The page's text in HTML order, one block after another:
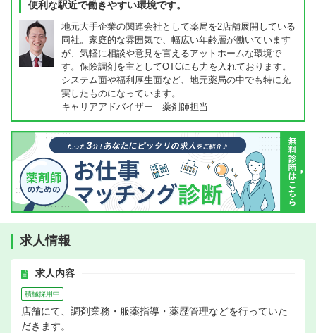
便利な駅近で働きやすい環境です。
地元大手企業の関連会社として薬局を2店舗展開している
同社。家庭的な雰囲気で、幅広い年齢層が働いています
が、気軽に相談や意見を言えるアットホームな環境で
す。保険調剤を主としてOTCにも力を入れております。
システム面や福利厚生面など、地元薬局の中でも特に充
実したものになっています。
キャリアアドバイザー 薬剤師担当
求人情報
求人内容
積極採用中
店舗にて、調剤業務・服薬指導・薬歴管理などを行っていた
だきます。